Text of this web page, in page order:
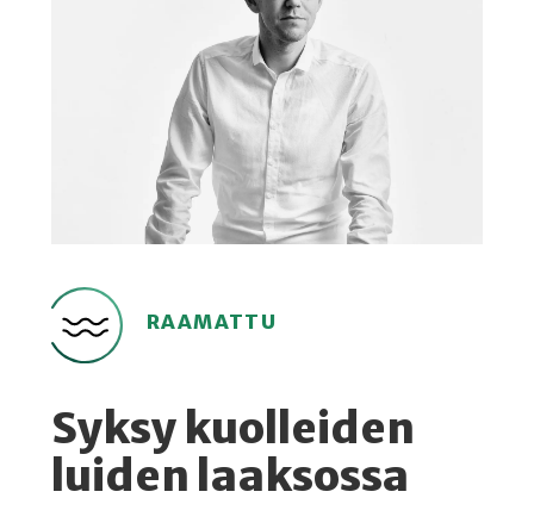
RAAMATTU
Syksy kuolleiden
luiden laaksossa